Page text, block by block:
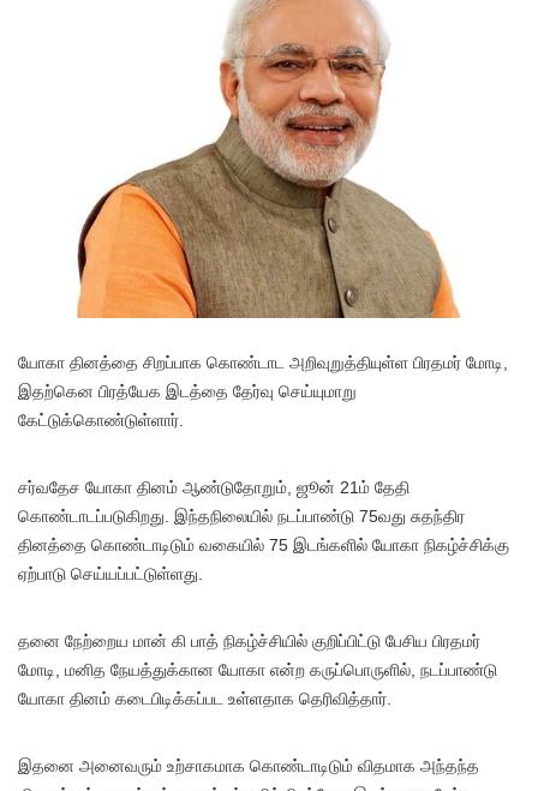
யோகா தினத்தை சிறப்பாக கொண்டாட அறிவுறுத்தியுள்ள பிரதமர் மோடி,
இதற்கென பிரத்யேக இடத்தை தேர்வு செய்யுமாறு
கேட்டுக்கொண்டுள்ளார்.
சர்வதேச யோகா தினம் ஆண்டுதோறும், ஜூன் 21ம் தேதி
கொண்டாடப்படுகிறது. இந்தநிலையில் நடப்பாண்டு 75வது சுதந்திர
தினத்தை கொண்டாடிடும் வகையில் 75 இடங்களில் யோகா நிகழ்ச்சிக்கு
ஏற்பாடு செய்யப்பட்டுள்ளது.
தனை நேற்றைய மான் கி பாத் நிகழ்ச்சியில் குறிப்பிட்டு பேசிய பிரதமர்
மோடி, மனித நேயத்துக்கான யோகா என்ற கருப்பொருளில், நடப்பாண்டு
யோகா தினம் கடைபிடிக்கப்பட உள்ளதாக தெரிவித்தார்.
இதனை அனைவரும் உற்சாகமாக கொண்டாடிடும் விதமாக அந்தந்த